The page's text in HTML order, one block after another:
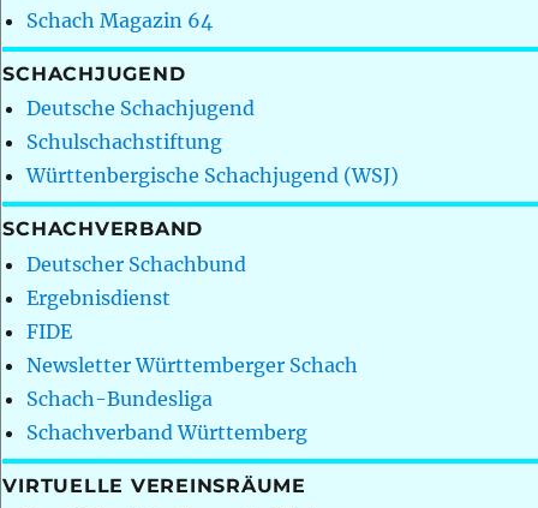
Schach Magazin 64
SCHACHJUGEND
Deutsche Schachjugend
Schulschachstiftung
Württenbergische Schachjugend (WSJ)
SCHACHVERBAND
Deutscher Schachbund
Ergebnisdienst
FIDE
Newsletter Württemberger Schach
Schach-Bundesliga
Schachverband Württemberg
VIRTUELLE VEREINSRÄUME